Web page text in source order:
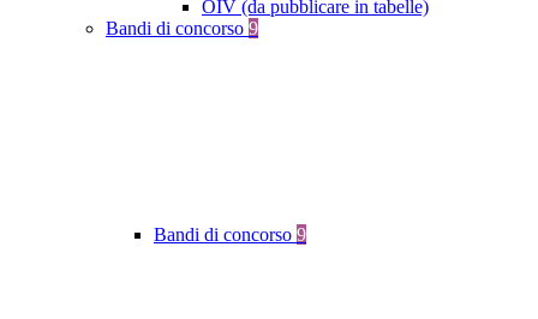
OIV (da pubblicare in tabelle)
Bandi di concorso 9
Bandi di concorso 9